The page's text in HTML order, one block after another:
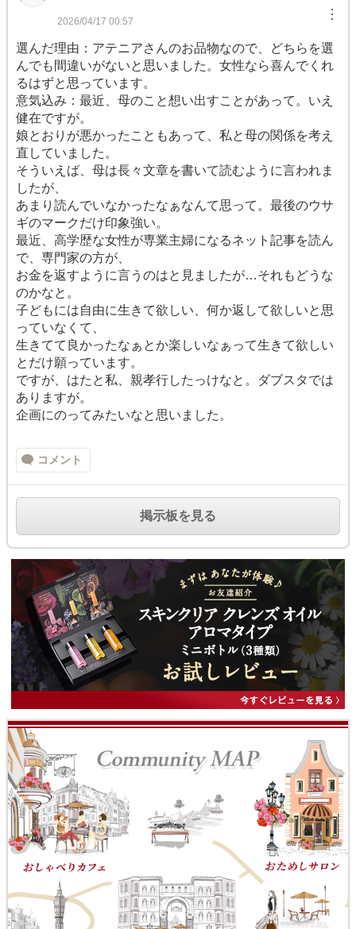
2026/04/17 00:57 ︙
選んだ理由：アテニアさんのお品物なので、どちらを選
んでも間違いがないと思いました。女性なら喜んでくれ
るはずと思っています。
意気込み：最近、母のこと想い出すことがあって。いえ
健在ですが。
娘とおりが悪かったこともあって、私と母の関係を考え
直していました。
そういえば、母は長々文章を書いて読むように言われま
したが、
あまり読んでいなかったなぁなんて思って。最後のウサ
ギのマークだけ印象強い。
最近、高学歴な女性が専業主婦になるネット記事を読ん
で、専門家の方が、
お金を返すように言うのはと見ましたが…それもどうな
のかなと。
子どもには自由に生きて欲しい、何か返して欲しいと思
っていなくて、
生きてて良かったなぁとか楽しいなぁって生きて欲しい
とだけ願っています。
ですが、はたと私、親孝行したっけなと。ダブスタでは
ありますが。
企画にのってみたいなと思いました。
コメント
掲示板を見る